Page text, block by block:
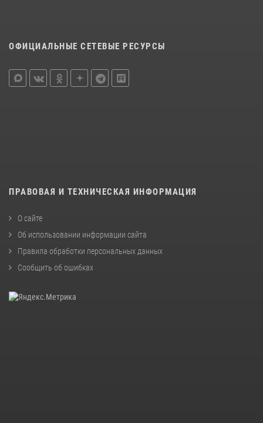
ОФИЦИАЛЬНЫЕ СЕТЕВЫЕ РЕСУРСЫ
ПРАВОВАЯ И ТЕХНИЧЕСКАЯ ИНФОРМАЦИЯ
О сайте
Об использовании информации сайта
Правила обработки персональных данных
Сообщить об ошибках